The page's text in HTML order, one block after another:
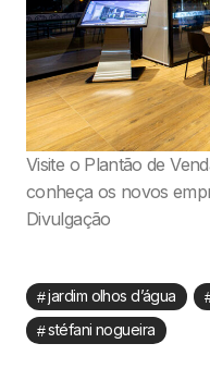
Visite o Plantão de
conheça os novos
Divulgação
jardim olhos d’água
stéfani nogueira